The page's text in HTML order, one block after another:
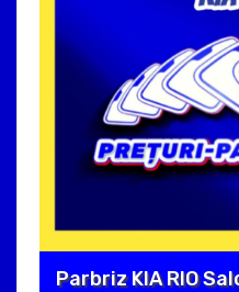
Parbriz KIA RIO